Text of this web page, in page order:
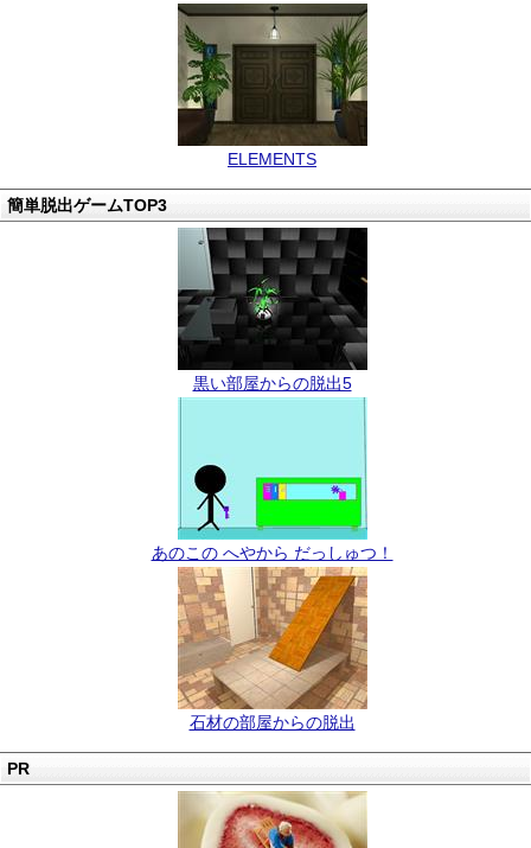
ELEMENTS
簡単脱出ゲームTOP3
黒い部屋からの脱出5
あのこの へやから だっしゅつ！
石材の部屋からの脱出
PR